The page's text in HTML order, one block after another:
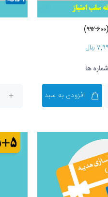
ریال
ها
افزودن به سبد